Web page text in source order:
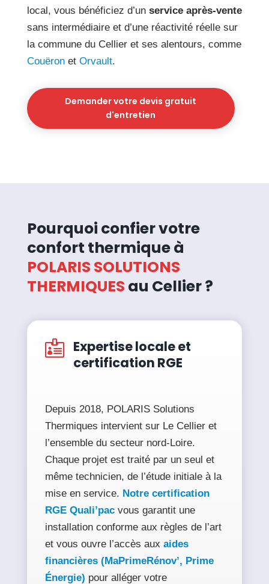
local, vous bénéficiez d’un service après-vente
sans intermédiaire et d’une réactivité réelle sur
la commune du Cellier et ses alentours, comme
Couëronet Orvault.
Demander votre devis gratuit
d'entretien
Pourquoi confier votre
confort thermique à
POLARIS SOLUTIONS
THERMIQUES au Cellier ?
 Expertise locale et
certification RGE
Depuis 2018, POLARIS Solutions
Thermiques intervient sur Le Cellier et
l’ensemble du secteur nord-Loire.
Chaque projet est traité par un seul et
même technicien, de l’étude initiale à la
mise en service. Notre certification
RGE Quali’pacvous garantit une
installation conforme aux règles de l’art
et vous ouvre l’accès aux aides
financières(MaPrimeRénov’, Prime
Énergie) pour alléger votre